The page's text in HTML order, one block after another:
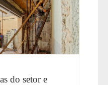
do setor e